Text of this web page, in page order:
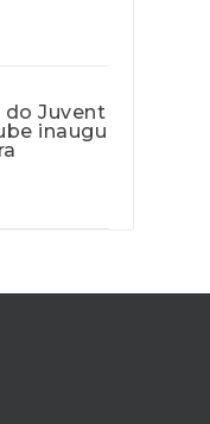
do Juvent
inaugu